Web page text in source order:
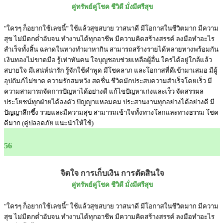
คู่ทรัพย์คู่โชค ชีวิดี มั่งมีศรีสุข
"ใครๆ ก็อยากใช้เลขนี้" ใช้แล้วสุขสบาย วาสนาดี มีโอกาสในชีวิตมาก มีความ
สุข ไม่มีตกต่ำอับจน ทำงานได้ทุกอาชีพ มีความคิดสร้างสรรค์ ลงมือทำอะไร
สำเร็จทั้งสิ้น ฉลาดในทางทำมาหากิน สามารถสร้างรายได้หลายทางพร้อมกัน
เงินทองไม่ขาดมือ รู้เท่าทันคน ใจบุญชอบช่วยเหลือผู้อื่น ใครได้อยู่ใกล้แล้ว
สบายใจ มีเสน่ห์น่ารัก รู้จักใช้คำพูด มีโชคลาภ และโอกาสที่ดีเข้ามาเสมอ มีผู้
อุปถัมภ์ไม่ขาด ความรักสมหวัง สดชื่น ชีวิตมักประสบความสำเร็จโดยเร็ว มี
ความสามารถจัดการปัญหาได้อย่างดี แก้ไขปัญหาเก่งและเร็ว จัดสรรผล
ประโยชน์ทุกฝ่ายได้ลงตัว ปัญญาแหลมคม ประสานงานทุกอย่างได้อย่างดี มี
ปัญญาลึกซึ้ง รวยและมีความสุข สามารถเข้าใจทั้งทางโลกและทางธรรม โชค
ดีมาก (คู่ปลอดภัย แนะนำให้ใช้)
56
จิตใจ การเก็บเงิน การตัดสินใจ
คู่ทรัพย์คู่โชค ชีวิดี มั่งมีศรีสุข
"ใครๆ ก็อยากใช้เลขนี้" ใช้แล้วสุขสบาย วาสนาดี มีโอกาสในชีวิตมาก มีความ
สุข ไม่มีตกต่ำอับจน ทำงานได้ทุกอาชีพ มีความคิดสร้างสรรค์ ลงมือทำอะไร